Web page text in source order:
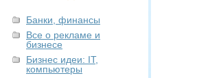
Банки, финансы
Все о рекламе и
бизнесе
Бизнес идеи: IT,
компьютеры